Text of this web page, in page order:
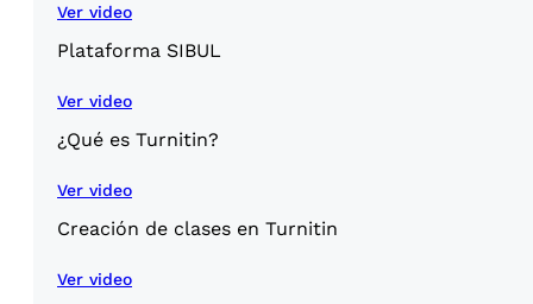
Ver video
Plataforma SIBUL
Ver video
¿Qué es Turnitin?
Ver video
Creación de clases en Turnitin
Ver video